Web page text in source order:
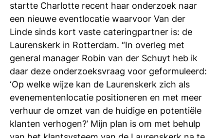
startte Charlotte recent haar onderzoek naar
een nieuwe eventlocatie waarvoor Van der
Linde sinds kort vaste cateringpartner is: de
Laurenskerk in Rotterdam. “In overleg met
general manager Robin van der Schuyt heb ik
daar deze onderzoeksvraag voor geformuleerd:
‘Op welke wijze kan de Laurenskerk zich als
evenementenlocatie positioneren en met meer
verhuur de omzet van de huidige en potentiële
klanten verhogen?’ Mijn plan is om met behulp